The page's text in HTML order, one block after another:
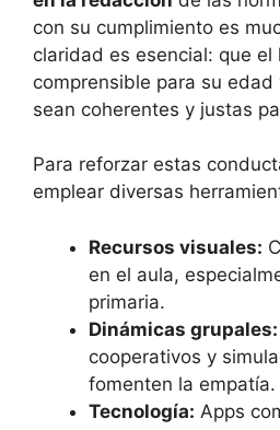
con su cumplimiento es
claridad es esencial: que el
comprensible para su edad
sean coherentes y justas
Para reforzar estas
emplear diversas
Recursos visuales:
en el aula,
primaria.
Dinámicas grupales:
cooperativos y
fomenten la empatía.
Tecnología: Apps